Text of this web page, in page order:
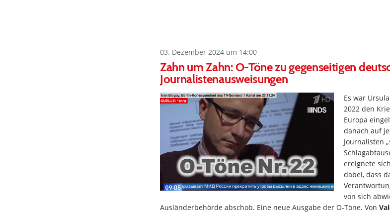
03. Dezember 2024 um 14:00
Zahn um Zahn: O-Töne zu gegenseitigen
Journalistenausweisungen
Es war
2022 den
Europa
danach auf
Journalisten
ereignete
dabei, dass
von sich
Ausländerbehörde abschob. Eine neue Ausgabe der O-Töne. Von